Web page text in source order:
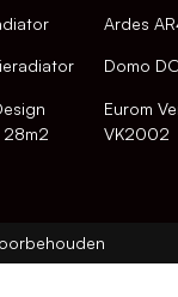
Ardes
Domo
Eurom
VK2002